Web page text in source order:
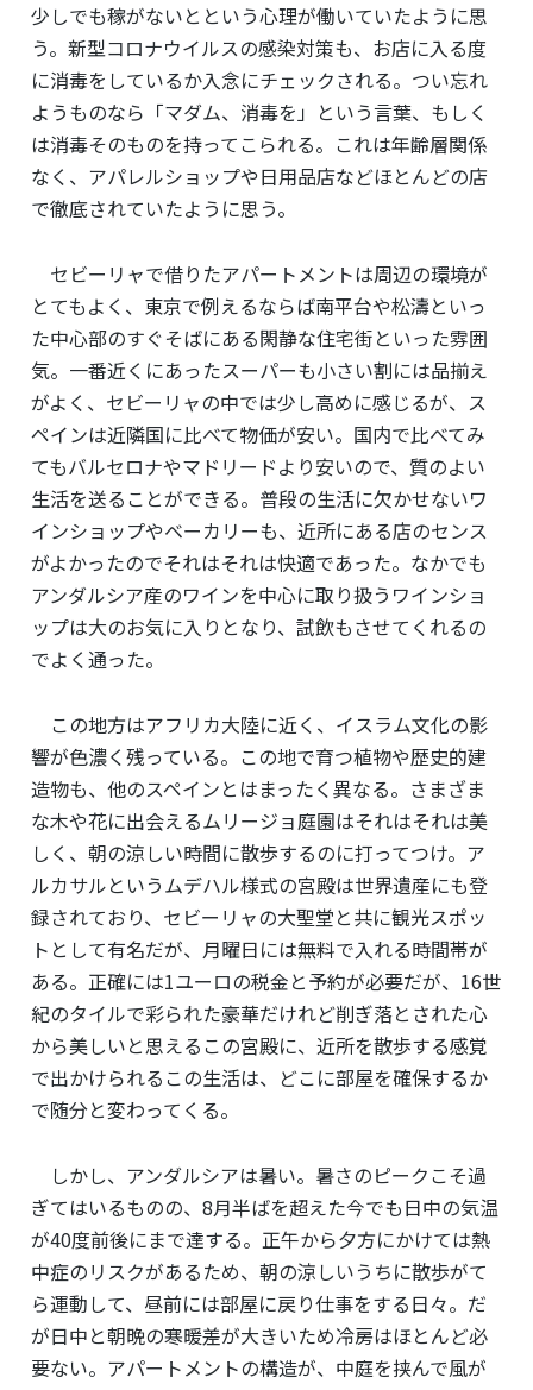
少しでも稼がないとという心理が働いていたように思
う。新型コロナウイルスの感染対策も、お店に入る度
に消毒をしているか入念にチェックされる。つい忘れ
ようものなら「マダム、消毒を」という言葉、もしく
は消毒そのものを持ってこられる。これは年齢層関係
なく、アパレルショップや日用品店などほとんどの店
で徹底されていたように思う。
セビーリャで借りたアパートメントは周辺の環境が
とてもよく、東京で例えるならば南平台や松濤といっ
た中心部のすぐそばにある閑静な住宅街といった雰囲
気。一番近くにあったスーパーも小さい割には品揃え
がよく、セビーリャの中では少し高めに感じるが、ス
ペインは近隣国に比べて物価が安い。国内で比べてみ
てもバルセロナやマドリードより安いので、質のよい
生活を送ることができる。普段の生活に欠かせないワ
インショップやベーカリーも、近所にある店のセンス
がよかったのでそれはそれは快適であった。なかでも
アンダルシア産のワインを中心に取り扱うワインショ
ップは大のお気に入りとなり、試飲もさせてくれるの
でよく通った。
この地方はアフリカ大陸に近く、イスラム文化の影
響が色濃く残っている。この地で育つ植物や歴史的建
造物も、他のスペインとはまったく異なる。さまざま
な木や花に出会えるムリージョ庭園はそれはそれは美
しく、朝の涼しい時間に散歩するのに打ってつけ。ア
ルカサルというムデハル様式の宮殿は世界遺産にも登
録されており、セビーリャの大聖堂と共に観光スポッ
トとして有名だが、月曜日には無料で入れる時間帯が
ある。正確には1ユーロの税金と予約が必要だが、16世
紀のタイルで彩られた豪華だけれど削ぎ落とされた心
から美しいと思えるこの宮殿に、近所を散歩する感覚
で出かけられるこの生活は、どこに部屋を確保するか
で随分と変わってくる。
しかし、アンダルシアは暑い。暑さのピークこそ過
ぎてはいるものの、8月半ばを超えた今でも日中の気温
が40度前後にまで達する。正午から夕方にかけては熱
中症のリスクがあるため、朝の涼しいうちに散歩がて
ら運動して、昼前には部屋に戻り仕事をする日々。だ
が日中と朝晩の寒暖差が大きいため冷房はほとんど必
要ない。アパートメントの構造が、中庭を挟んで風が